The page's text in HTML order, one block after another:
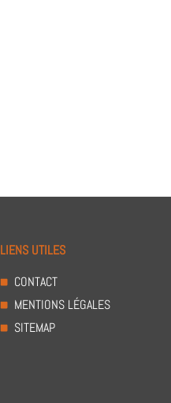
LIENS UTILES
CONTACT
MENTIONS LÉGALES
SITEMAP